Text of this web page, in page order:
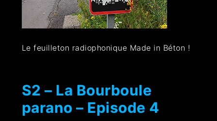
Le feuilleton radiophonique Made in Béton !
S2 – La Bourboule
parano – Episode 4